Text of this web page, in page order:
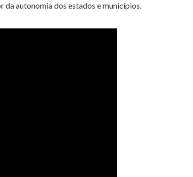
da autonomia dos estados e municípios.